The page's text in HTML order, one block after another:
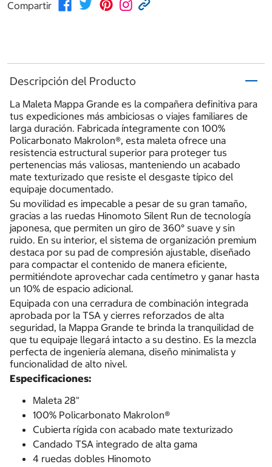
Compartir
Descripción del Producto
La Maleta Mappa Grande es la compañera definitiva para
tus expediciones más ambiciosas o viajes familiares de
larga duración. Fabricada íntegramente con 100%
Policarbonato Makrolon®, esta maleta ofrece una
resistencia estructural superior para proteger tus
pertenencias más valiosas, manteniendo un acabado
mate texturizado que resiste el desgaste típico del
equipaje documentado.
Su movilidad es impecable a pesar de su gran tamaño,
gracias a las ruedas Hinomoto Silent Run de tecnología
japonesa, que permiten un giro de 360° suave y sin
ruido. En su interior, el sistema de organización premium
destaca por su pad de compresión ajustable, diseñado
para compactar el contenido de manera eficiente,
permitiéndote aprovechar cada centímetro y ganar hasta
un 10% de espacio adicional.
Equipada con una cerradura de combinación integrada
aprobada por la TSA y cierres reforzados de alta
seguridad, la Mappa Grande te brinda la tranquilidad de
que tu equipaje llegará intacto a su destino. Es la mezcla
perfecta de ingeniería alemana, diseño minimalista y
funcionalidad de alto nivel.
Especificaciones:
Maleta 28"
100% Policarbonato Makrolon®
Cubierta rígida con acabado mate texturizado
Candado TSA integrado de alta gama
4 ruedas dobles Hinomoto